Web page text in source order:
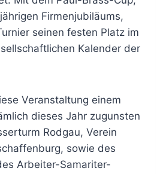
Firmenjubiläums,
seinen festen Platz im
Kalender der
Veranstaltung einem
dieses Jahr zugunsten
Rodgau, Verein
sowie des
Arbeiter-Samariter-